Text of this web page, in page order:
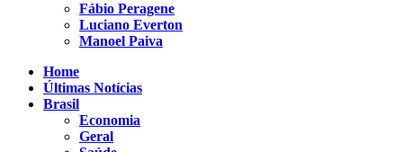
Fábio Peragene
Luciano Everton
Manoel Paiva
Home
Últimas Notícias
Brasil
Economia
Geral